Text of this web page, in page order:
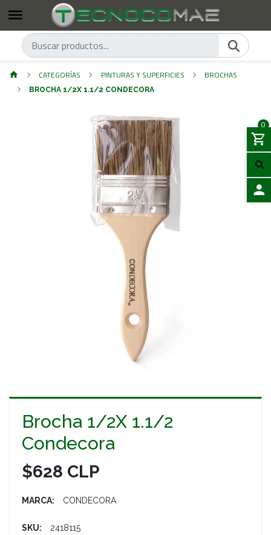
0
CATEGORÍAS PINTURAS Y SUPERFICIES BROCHAS
BROCHA 1/2X 1.1/2 CONDECORA
Brocha 1/2X 1.1/2
Condecora
$628 CLP
MARCA: CONDECORA
SKU: 2418115